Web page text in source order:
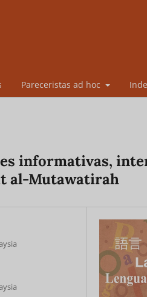
Pareceristas ad hoc
informativas,
al-Mutawatirah